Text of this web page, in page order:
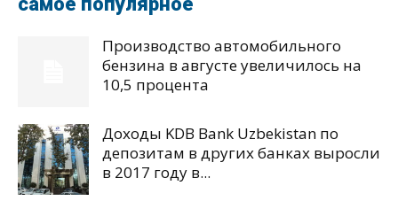
Производство автомобильного
бензина в августе увеличилось на
10,5 процента
Доходы KDB Bank Uzbekistan по
депозитам в других банках выросли
в 2017 году в...